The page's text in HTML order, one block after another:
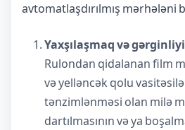
avtomatlaşdırılmış mərhələni
Yaxşılaşmaq və
Rulondan qidalanan film
və yelləncək qolu
tənzimlənməsi olan milə
dartılmasının və ya